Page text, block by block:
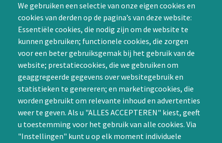
We gebruiken een selectie van onze eigen cookies en
cookies van derden op de pagina’s van deze website:
Essentiële cookies, die nodig zijn om de website te
kunnen gebruiken; functionele cookies, die zorgen
voor een beter gebruiksgemak bij het gebruik van de
website; prestatiecookies, die we gebruiken om
geaggregeerde gegevens over websitegebruik en
statistieken te genereren; en marketingcookies, die
worden gebruikt om relevante inhoud en advertenties
weer te geven. Als u "ALLES ACCEPTEREN" kiest, geeft
u toestemming voor het gebruik van alle cookies. Via
"Instellingen" kunt u op elk moment individuele
Achternaam (optioneel)
CAPTCHA
samenwerken in een van
de Special Interest
Groepen (SIG’s) of zelf een
SIG initiëren
Word lid